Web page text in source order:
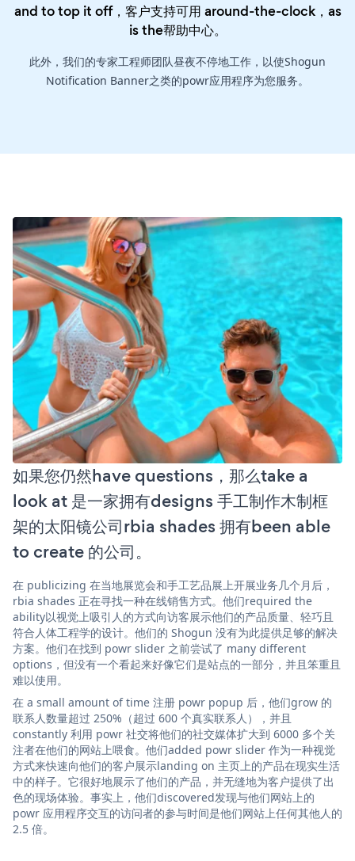
and to top it off，客户支持可用 around-the-clock，as
is the帮助中心。
此外，我们的专家工程师团队昼夜不停地工作，以使Shogun
Notification Banner之类的powr应用程序为您服务。
如果您仍然have questions，那么take a
look at 是一家拥有designs 手工制作木制框
架的太阳镜公司rbia shades 拥有been able
to create 的公司。
在 publicizing 在当地展览会和手工艺品展上开展业务几个月后，
rbia shades 正在寻找一种在线销售方式。他们required the
ability以视觉上吸引人的方式向访客展示他们的产品质量、轻巧且
符合人体工程学的设计。他们的 Shogun 没有为此提供足够的解决
方案。他们在找到 powr slider 之前尝试了 many different
options，但没有一个看起来好像它们是站点的一部分，并且笨重且
难以使用。
在 a small amount of time 注册 powr popup 后，他们grow 的
联系人数量超过 250%（超过 600 个真实联系人），并且
constantly 利用 powr 社交将他们的社交媒体扩大到 6000 多个关
注者在他们的网站上喂食。他们added powr slider 作为一种视觉
方式来快速向他们的客户展示landing on 主页上的产品在现实生活
中的样子。它很好地展示了他们的产品，并无缝地为客户提供了出
色的现场体验。事实上，他们discovered发现与他们网站上的
powr 应用程序交互的访问者的参与时间是他们网站上任何其他人的
2.5 倍。